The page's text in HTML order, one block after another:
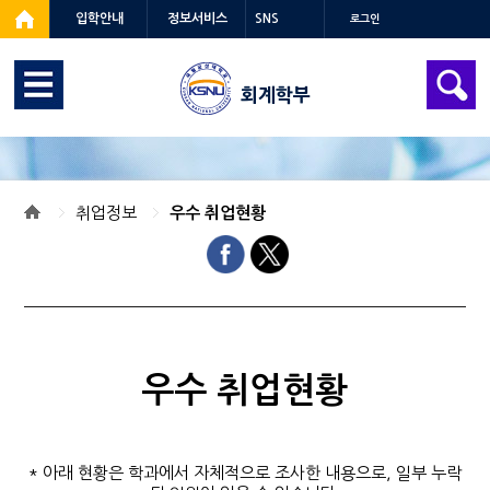
입학안내 정보서비스 SNS 로그인
회계학부
취업정보 우수 취업현황
우수 취업현황
* 아래 현황은 학과에서 자체적으로 조사한 내용으로, 일부 누락